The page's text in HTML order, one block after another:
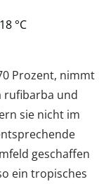
°C
Prozent, nimmt
rufibarba und
sie nicht im
geschaffen
ein tropisches